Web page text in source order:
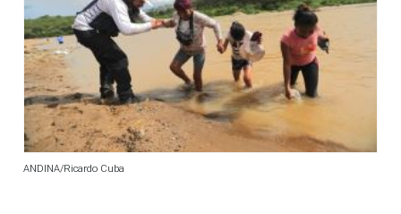
ANDINA/Ricardo Cuba